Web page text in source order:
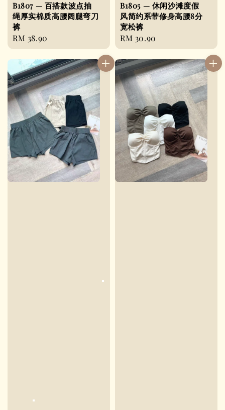
B1807 — 百搭款波点抽
绳厚实棉质高腰阔腿弯刀
裤
Regular
price
RM 38.90
B1805 — 休闲沙滩度假
风简约系带修身高腰8分
宽松裤
Regular
price
RM 30.90